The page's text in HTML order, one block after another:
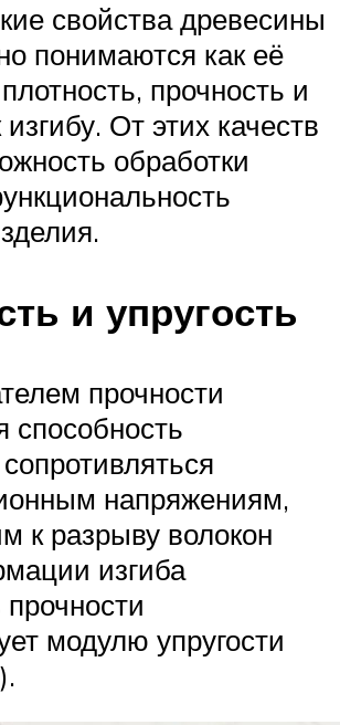
свойства древесины
понимаются как её
прочность и
изгибу. От этих качеств
обработки
и упругость
прочности
способность
напряжениям,
к разрыву волокон
изгиба
прочности
модулю упругости